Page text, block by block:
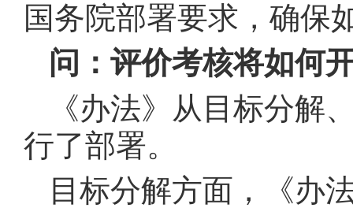
国务院部署要求，确保
问：评价考核将如何
《办法》从目标分解
行了部署。
目标分解方面，《办